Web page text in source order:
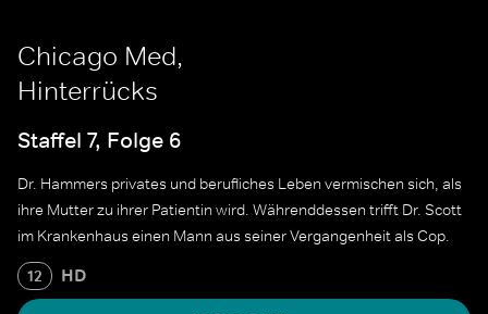
Chicago Med,
Hinterrücks
Staffel 7, Folge 6
Dr. Hammers privates und berufliches Leben vermischen sich, als
ihre Mutter zu ihrer Patientin wird. Währenddessen trifft Dr. Scott
im Krankenhaus einen Mann aus seiner Vergangenheit als Cop.
12 HD